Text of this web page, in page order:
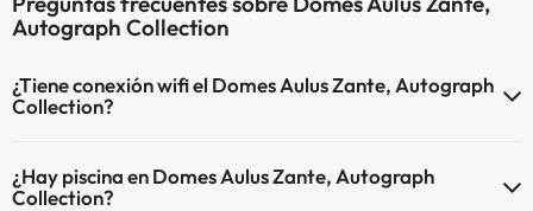
Autograph Collection
¿Tiene conexión wifi el Domes Aulus Zante, Autograph
Collection?
¿Hay piscina en Domes Aulus Zante, Autograph
Collection?